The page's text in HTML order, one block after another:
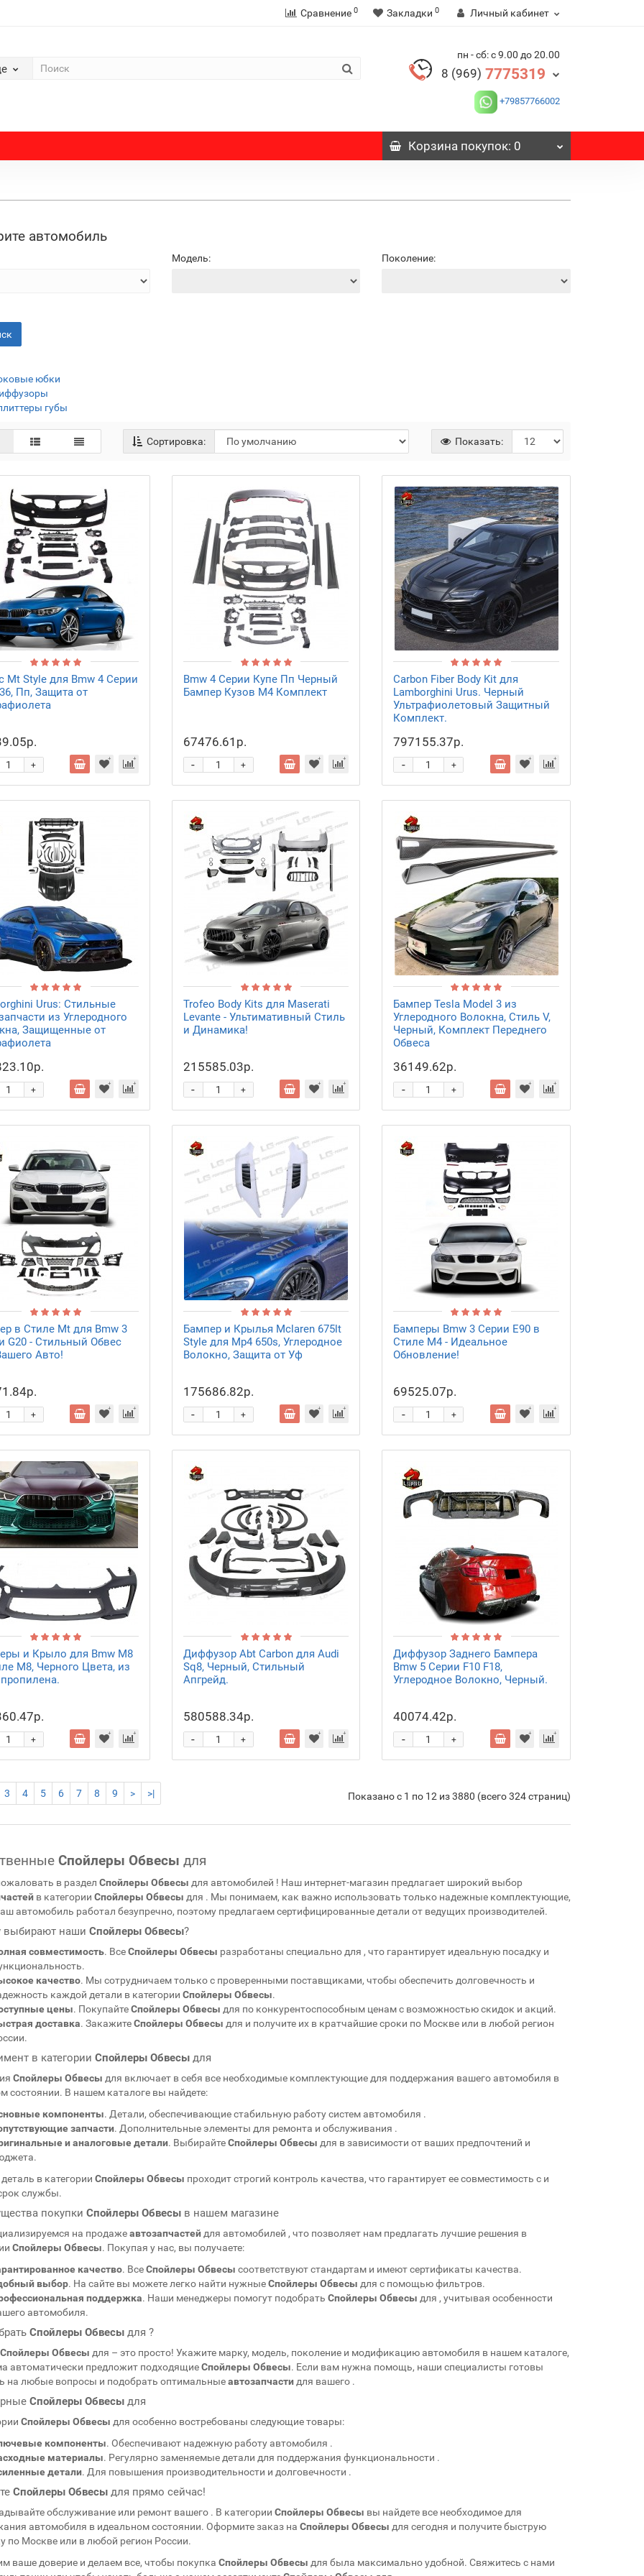
Сравнение 0 Закладки 0 Личный кабинет
пн - сб: с 9.00 до 20.00
8 (969) 7775319
+79857766002
Корзинапокупок: 0
автомобиль
Модель: Поколение:
юбки
губы
Сортировка: Показать:
Mt Style для Bmw 4 Серии
Пп, Защита от
+
Bmw 4 Серии Купе Пп Черный
Бампер Кузов M4 Комплект
67476.61р.
+
-
Carbon Fiber Body Kit для
Lamborghini Urus. Черный
Ультрафиолетовый Защитный
Комплект.
797155.37р.
+
-
Urus: Стильные
из Углеродного
Защищенные от
+
Trofeo Body Kits для Maserati
Levante - Ультимативный Стиль
и Динамика!
215585.03р.
+
-
Бампер Tesla Model 3 из
Углеродного Волокна, Стиль V,
Черный, Комплект Переднего
Обвеса
36149.62р.
+
-
в Стиле Mt для Bmw 3
G20 - Стильный Обвес
Авто!
+
Бампер и Крылья Mclaren 675lt
Style для Mp4 650s, Углеродное
Волокно, Защита от Уф
175686.82р.
+
-
Бамперы Bmw 3 Серии E90 в
Стиле M4 - Идеальное
Обновление!
69525.07р.
+
-
и Крыло для Bmw M8
M8, Черного Цвета, из
+
Диффузор Abt Carbon для Audi
Sq8, Черный, Стильный
Апгрейд.
580588.34р.
+
-
Диффузор Заднего Бампера
Bmw 5 Серии F10 F18,
Углеродное Волокно, Черный.
40074.42р.
+
-
3 4 5 6 7 8 9 > >| Показано с 1 по 12 из 3880 (всего 324 страниц)
Спойлеры Обвесы для
в раздел Спойлеры Обвесы для автомобилей ! Наш интернет-магазин предлагает широкий выбор
в категории Спойлеры Обвесы для . Мы понимаем, как важно использовать только надежные комплектующие,
автомобиль работал безупречно, поэтому предлагаем сертифицированные детали от ведущих производителей.
выбирают наши Спойлеры Обвесы?
совместимость. ВсеСпойлеры Обвесы разработаны специально для , что гарантирует идеальную посадку и
качество. Мы сотрудничаем только с проверенными поставщиками, чтобы обеспечить долговечность и
каждой детали в категории Спойлеры Обвесы.
цены. ПокупайтеСпойлеры Обвесы для по конкурентоспособным ценам с возможностью скидок и акций.
доставка. ЗакажитеСпойлеры Обвесы для и получите их в кратчайшие сроки по Москве или в любой регион
в категории Спойлеры Обвесыдля
Спойлеры Обвесы для включает в себя все необходимые комплектующие для поддержания вашего автомобиля в
состоянии. В нашем каталоге вы найдете:
компоненты. Детали, обеспечивающие стабильную работу систем автомобиля .
запчасти. Дополнительные элементы для ремонта и обслуживания .
и аналоговые детали. ВыбирайтеСпойлеры Обвесы для в зависимости от ваших предпочтений и
в категории Спойлеры Обвесы проходит строгий контроль качества, что гарантирует ее совместимость с и
службы.
покупки Спойлеры Обвесыв нашем магазине
на продажеавтозапчастейдля автомобилей , что позволяет нам предлагать лучшие решения в
Спойлеры Обвесы. Покупая у нас, вы получаете:
качество. ВсеСпойлеры Обвесы соответствуют стандартам и имеют сертификаты качества.
выбор. На сайте вы можете легко найти нужныеСпойлеры Обвесы для с помощью фильтров.
поддержка. Наши менеджеры помогут подобрать Спойлеры Обвесы для , учитывая особенности
автомобиля.
Спойлеры Обвесыдля ?
Спойлеры Обвесы для – это просто! Укажите марку, модель, поколение и модификацию автомобиля в нашем каталоге,
автоматически предложит подходящиеСпойлеры Обвесы. Если вам нужна помощь, наши специалисты готовы
на любые вопросы и подобрать оптимальныеавтозапчастидля вашего .
Спойлеры Обвесыдля
Спойлеры Обвесы для особенно востребованы следующие товары:
компоненты. Обеспечивают надежную работу автомобиля .
материалы. Регулярно заменяемые детали для поддержания функциональности .
детали. Для повышения производительности и долговечности .
Спойлеры Обвесыдля прямо сейчас!
обслуживание или ремонт вашего . В категории Спойлеры Обвесы вы найдете все необходимое для
автомобиля в идеальном состоянии. Оформите заказ на Спойлеры Обвесы для сегодня и получите быструю
по Москве или в любой регион России.
ваше доверие и делаем все, чтобы покупка Спойлеры Обвесы для была максимально удобной. Свяжитесь с нами